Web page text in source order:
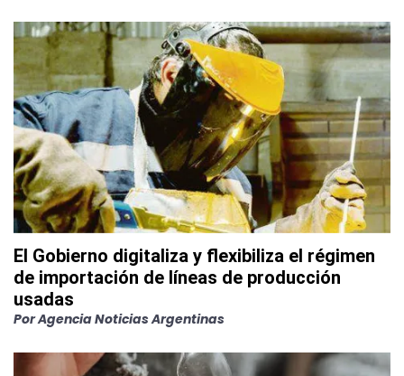
El Gobierno digitaliza y flexibiliza el régimen
de importación de líneas de producción
usadas
PorAgencia Noticias Argentinas